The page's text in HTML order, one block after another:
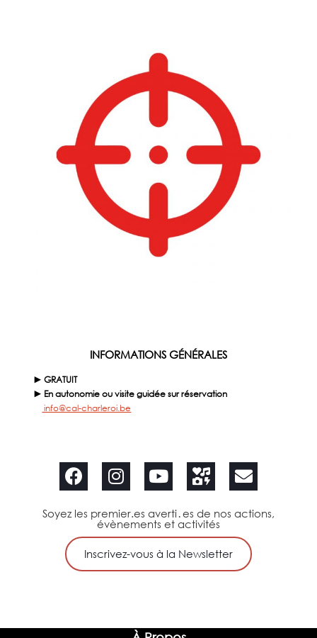
INFORMATIONS GÉNÉRALES
► GRATUIT
► En autonomie ou visite guidée sur réservation
info@cal-charleroi.be
Soyez les premier.es averti․es de nos actions,
évènements et activités
Inscrivez-vous à la Newsletter